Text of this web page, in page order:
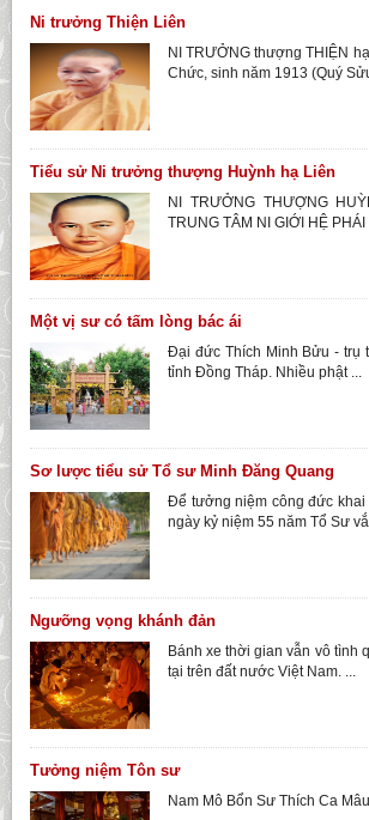
Ni trưởng Thiện Liên
NI TRƯỞNG thượng THIỆN
Chức, sinh năm 1913 (Quý
Tiểu sử Ni trưởng thượng Huỳnh hạ Liên
NI TRƯỞNG THƯỢNG
TRUNG TÂM NI GIỚI HỆ
Một vị sư có tấm lòng bác ái
Đại đức Thích Minh Bửu - trụ
tỉnh Đồng Tháp. Nhiều phật ...
Sơ lược tiểu sử Tổ sư Minh Đăng Quang
Để tưởng niệm công đức
ngày kỷ niệm 55 năm Tổ Sư
Ngưỡng vọng khánh đản
Bánh xe thời gian vẫn vô tình
tại trên đất nước Việt Nam. ...
Tưởng niệm Tôn sư
Nam Mô Bổn Sư Thích Ca